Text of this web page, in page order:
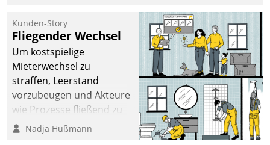
kommunale Wohnungsbauunternehmen daher
gemeinsam mit der Berliner Datatrain GmbH den
Teilprozess der Objektsanierung digitalisiert.
Kunden-Story
Fliegender Wechsel
Um kostspielige
Mieterwechsel zu
straffen, Leerstand
vorzubeugen und Akteure
wie Prozesse fließend zu
vernetzen, nutzt die
Nadja Hußmann